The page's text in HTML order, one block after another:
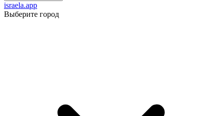
israela.app
Выберите город